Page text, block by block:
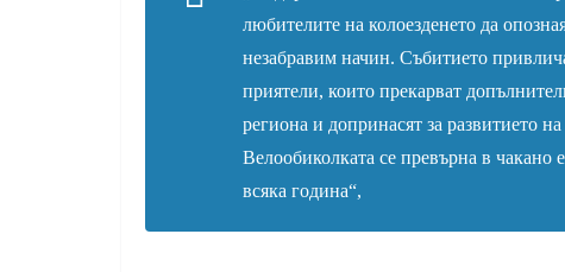
любителите на колоезденето да
незабравим начин. Събитието
приятели, които прекарват
региона и допринасят за развитието
Велообиколката се превърна в чакано
всяка година“,